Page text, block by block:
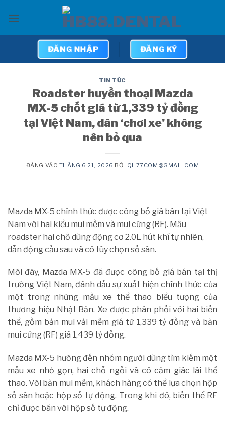
qua
ĐĂNG NHẬP ĐĂNG KÝ
TIN TỨC
Roadster huyền thoại Mazda
MX-5 chốt giá từ 1,339 tỷ đồng
tại Việt Nam, dân ‘chơi xe’ không
nên bỏ qua
ĐĂNG VÀO THÁNG 6 21, 2026 BỞI QH77COM@GMAIL.COM
Mazda MX-5 chính thức được công bố giá bán tại Việt
Nam với hai kiểu mui mềm và mui cứng (RF). Mẫu
roadster hai chỗ dùng động cơ 2.0L hút khí tự nhiên,
dẫn động cầu sau và có tùy chọn số sàn.
Mới đây, Mazda MX-5 đã được công bố giá bán tại thị
trường Việt Nam, đánh dấu sự xuất hiện chính thức của
một trong những mẫu xe thể thao biểu tượng của
thương hiệu Nhật Bản. Xe được phân phối với hai biến
thể, gồm bản mui vải mềm giá từ 1,339 tỷ đồng và bản
mui cứng (RF) giá 1,439 tỷ đồng.
Mazda MX-5 hướng đến nhóm người dùng tìm kiếm một
mẫu xe nhỏ gọn, hai chỗ ngồi và có cảm giác lái thể
thao. Với bản mui mềm, khách hàng có thể lựa chọn hộp
số sàn hoặc hộp số tự động. Trong khi đó, biến thể RF
chỉ được bán với hộp số tự động.